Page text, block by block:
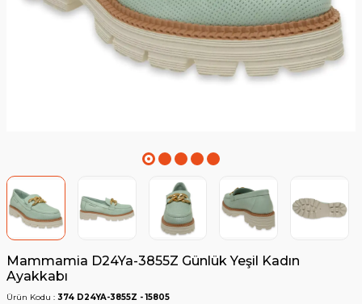
Mammamia D24Ya-3855Z Günlük Yeşil Kadın
Ayakkabı
Ürün Kodu : 374 D24YA-3855Z - 15805